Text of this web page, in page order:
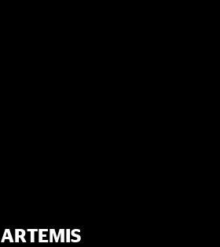
ARTEMIS